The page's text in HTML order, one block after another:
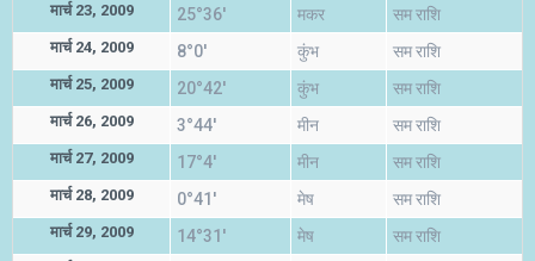
मार्च 23, 2009 25°36' मकर सम राशि
मार्च 24, 2009 8°0' कुंभ सम राशि
मार्च 25, 2009 20°42' कुंभ सम राशि
मार्च 26, 2009 3°44' मीन सम राशि
मार्च 27, 2009 17°4' मीन सम राशि
मार्च 28, 2009 0°41' मेष सम राशि
मार्च 29, 2009 14°31' मेष सम राशि